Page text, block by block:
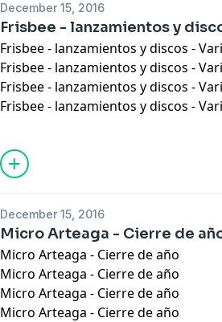
December 15, 2016
Frisbee - lanzamientos y
Frisbee - lanzamientos y discos -
Frisbee - lanzamientos y discos -
Frisbee - lanzamientos y discos -
Frisbee - lanzamientos y discos -
December 15, 2016
Micro Arteaga - Cierre de
Micro Arteaga - Cierre de año
Micro Arteaga - Cierre de año
Micro Arteaga - Cierre de año
Micro Arteaga - Cierre de año